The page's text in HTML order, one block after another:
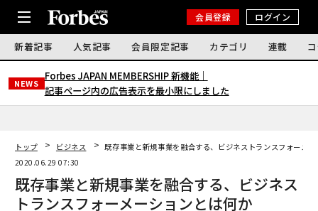
会員登録 ログイン
新着記事 人気記事 会員限定記事 カテゴリ 連載
NEWS
Forbes JAPAN MEMBERSHIP 新機能｜
記事ページ内の広告表示を最小限にしました
トップ ビジネス
既存事業と新規事業を融合する、ビジネストランスフォーメ
2020.06.29 07:30
既存事業と新規事業を融合する、ビジネス
トランスフォーメーションとは何か